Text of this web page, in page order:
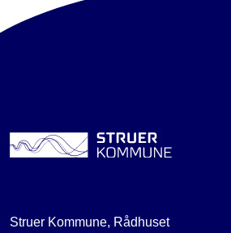
Struer Kommune, Rådhuset